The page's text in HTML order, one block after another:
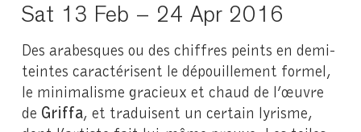
Sat 13 Feb – 24 Apr 2016
Des arabesques ou des chiffres peints en demi-
teintes caractérisent le dépouillement formel,
le minimalisme gracieux et chaud de l’œuvre
de Griffa, et traduisent un certain lyrisme,